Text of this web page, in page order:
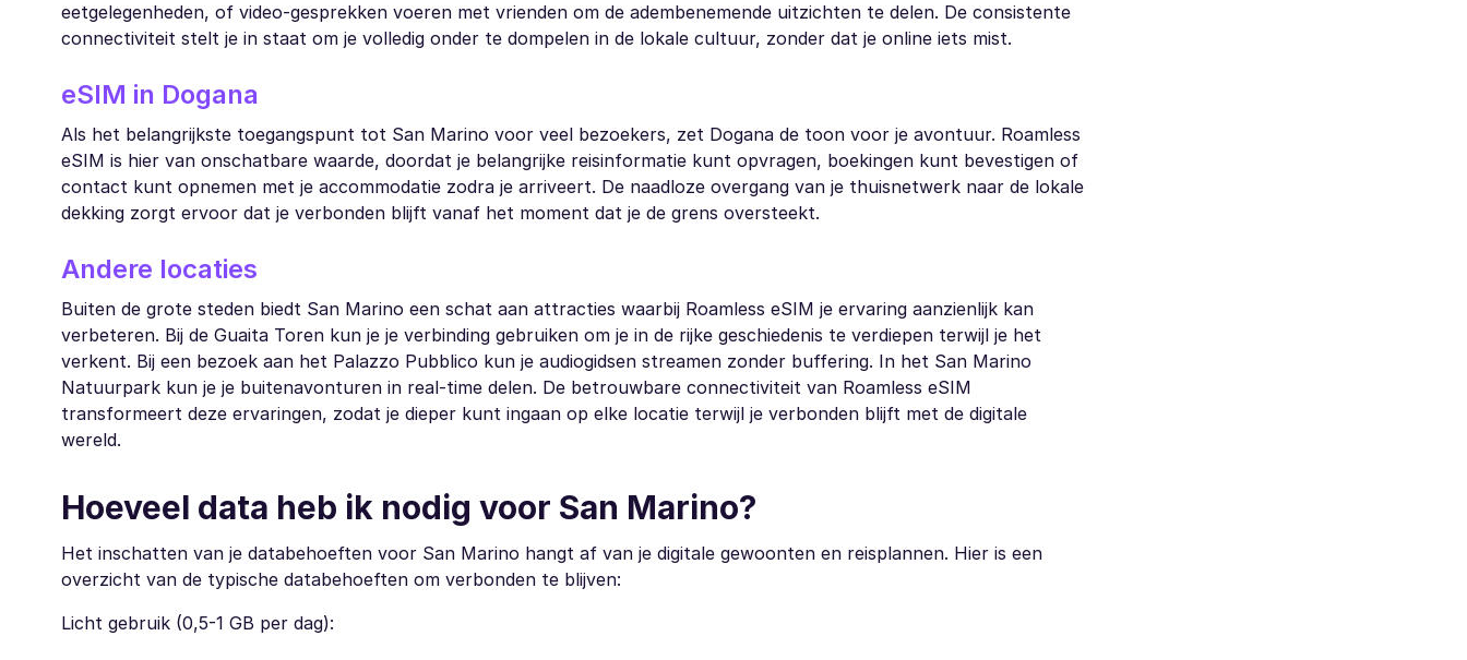
eetgelegenheden, of video-gesprekken voeren met vrienden om de adembenemende uitzichten te delen. De consistente
connectiviteit stelt je in staat om je volledig onder te dompelen in de lokale cultuur, zonder dat je online iets mist.
eSIM in Dogana
Als het belangrijkste toegangspunt tot San Marino voor veel bezoekers, zet Dogana de toon voor je avontuur. Roamless
eSIM is hier van onschatbare waarde, doordat je belangrijke reisinformatie kunt opvragen, boekingen kunt bevestigen of
contact kunt opnemen met je accommodatie zodra je arriveert. De naadloze overgang van je thuisnetwerk naar de lokale
dekking zorgt ervoor dat je verbonden blijft vanaf het moment dat je de grens oversteekt.
Andere locaties
Buiten de grote steden biedt San Marino een schat aan attracties waarbij Roamless eSIM je ervaring aanzienlijk kan
verbeteren. Bij de Guaita Toren kun je je verbinding gebruiken om je in de rijke geschiedenis te verdiepen terwijl je het
verkent. Bij een bezoek aan het Palazzo Pubblico kun je audiogidsen streamen zonder buffering. In het San Marino
Natuurpark kun je je buitenavonturen in real-time delen. De betrouwbare connectiviteit van Roamless eSIM
transformeert deze ervaringen, zodat je dieper kunt ingaan op elke locatie terwijl je verbonden blijft met de digitale
wereld.
Hoeveel data heb ik nodig voor San Marino?
Het inschatten van je databehoeften voor San Marino hangt af van je digitale gewoonten en reisplannen. Hier is een
overzicht van de typische databehoeften om verbonden te blijven:
Licht gebruik (0,5-1 GB per dag):